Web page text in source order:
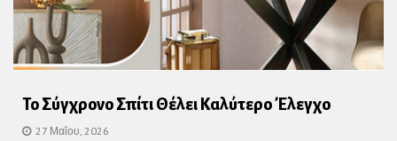
Το Σύγχρονο Σπίτι Θέλει Καλύτερο Έλεγχο
27 Μαΐου, 2026